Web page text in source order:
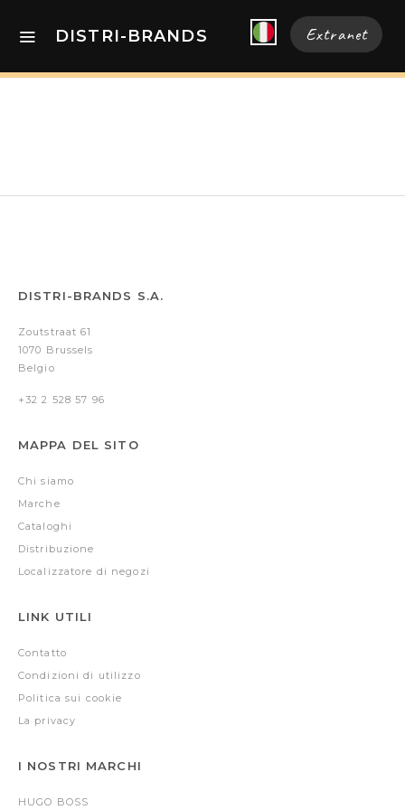
DISTRI-BRANDS Extranet
DISTRI-BRANDS S.A.
Zoutstraat 61
1070 Brussels
Belgio
+32 2 528 57 96
MAPPA DEL SITO
Chi siamo
Marche
Cataloghi
Distribuzione
Localizzatore di negozi
LINK UTILI
Contatto
Condizioni di utilizzo
Politica sui cookie
La privacy
I NOSTRI MARCHI
HUGO BOSS